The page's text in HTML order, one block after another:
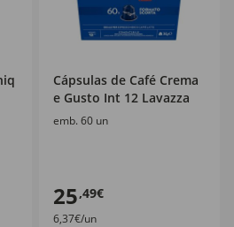
Cápsulas de Café Crema
e Gusto Int 12 Lavazza
emb. 60 un
25,49€
6,37€/un